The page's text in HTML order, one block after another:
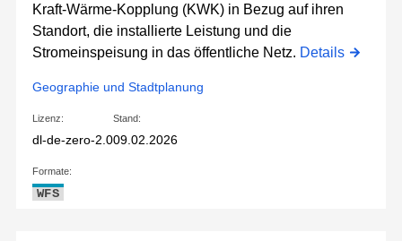
Kraft-Wärme-Kopplung (KWK) in Bezug auf ihren
Standort, die installierte Leistung und die
Stromeinspeisung in das öffentliche Netz. Details
Geographie und Stadtplanung
Lizenz:
dl-de-zero-2.0
Stand:
09.02.2026
Formate:
WFS